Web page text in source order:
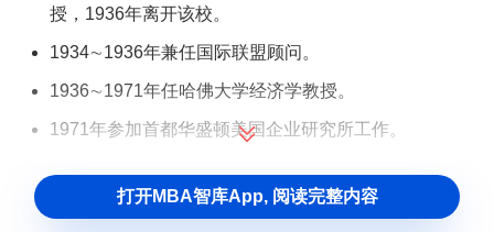
授，1936年离开该校。
1934∼1936年兼任国际联盟顾问。
1936∼1971年任哈佛大学经济学教授。
1971年参加首都华盛顿美国企业研究所工作。
主要著作及影响
打开MBA智库App, 阅读完整内容